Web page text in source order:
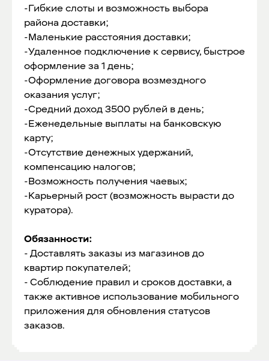
-Гибкие слоты и возможность выбора
района доставки;
-Маленькие расстояния доставки;
-Удаленное подключение к сервису, быстрое
оформление за 1 день;
-Оформление договора возмездного
оказания услуг;
-Средний доход 3500 рублей в день;
-Еженедельные выплаты на банковскую
карту;
-Отсутствие денежных удержаний,
компенсацию налогов;
-Возможность получения чаевых;
-Карьерный рост (возможность вырасти до
куратора).
Обязанности:
- Доставлять заказы из магазинов до
квартир покупателей;
- Соблюдение правил и сроков доставки, а
также активное использование мобильного
приложения для обновления статусов
заказов.